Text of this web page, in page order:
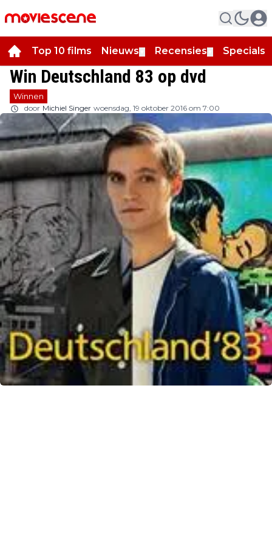
Top 10 films Nieuws Recensies Specials
Win Deutschland 83 op dvd
Winnen
door Michiel Singer woensdag, 19 oktober 2016 om 7:00